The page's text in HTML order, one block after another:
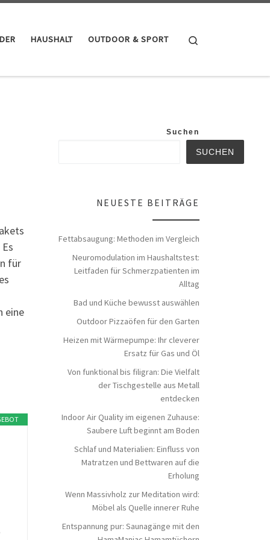
HAUSHALT OUTDOOR & SPORT
für
eine
Suchen
SUCHEN
NEUESTE BEITRÄGE
Fettabsaugung: Methoden im Vergleich
Neuromodulation im Haushaltstest:
Leitfaden für Schmerzpatienten im
Alltag
Bad und Küche bewusst auswählen
Outdoor Pizzaöfen für den Garten
Heizen mit Wärmepumpe: Ihr cleverer
Ersatz für Gas und Öl
Von funktional bis filigran: Die Vielfalt
der Tischgestelle aus Metall
entdecken
Indoor Air Quality im eigenen Zuhause:
Saubere Luft beginnt am Boden
Schlaf und Materialien: Einfluss von
Matratzen und Bettwaren auf die
Erholung
Wenn Massivholz zur Meditation wird:
Möbel als Quelle innerer Ruhe
Entspannung pur: Saunagänge mit den